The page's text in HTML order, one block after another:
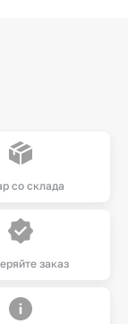
со склада
заказ